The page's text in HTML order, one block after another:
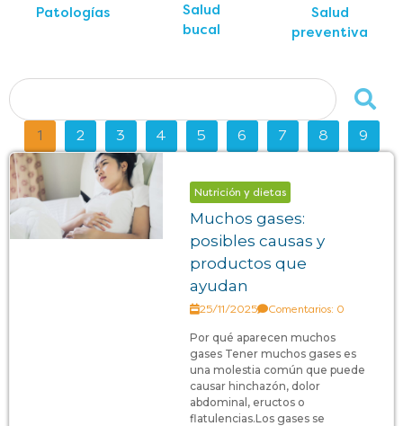
Patologías
Salud
bucal
Salud
preventiva
1 2 3 4 5 6 7 8 9
Nutrición y dietas
Muchos gases:
posibles causas y
productos que
ayudan
25/11/2025 Comentarios: 0
Por qué aparecen muchos
gases Tener muchos gases es
una molestia común que puede
causar hinchazón, dolor
abdominal, eructos o
flatulencias.Los gases se